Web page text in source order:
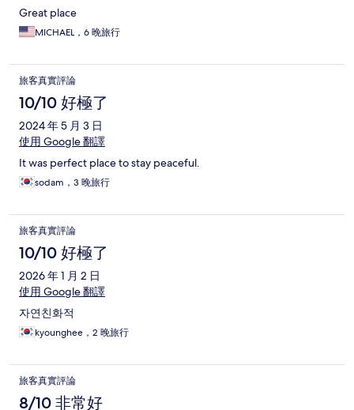
Great place
MICHAEL，6 晚旅行
旅客真實評論
10/10 好極了
2024 年 5 月 3 日
使用 Google 翻譯
It was perfect place to stay peaceful.
sodam，3 晚旅行
旅客真實評論
10/10 好極了
2026 年 1 月 2 日
使用 Google 翻譯
자연친화적
kyounghee，2 晚旅行
旅客真實評論
8/10 非常好